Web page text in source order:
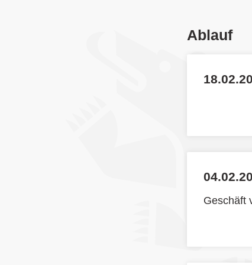
Ablauf
Geschäft